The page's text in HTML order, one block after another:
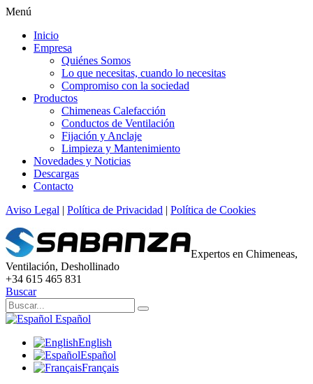
Menú
Inicio
Empresa
Quiénes Somos
Lo que necesitas, cuando lo necesitas
Compromiso con la sociedad
Productos
Chimeneas Calefacción
Conductos de Ventilación
Fijación y Anclaje
Limpieza y Mantenimiento
Novedades y Noticias
Descargas
Contacto
Aviso Legal | Política de Privacidad | Política de Cookies
Expertos en Chimeneas,
Ventilación, Deshollinado
+34 615 465 831
Buscar
Español
English
Español
Français